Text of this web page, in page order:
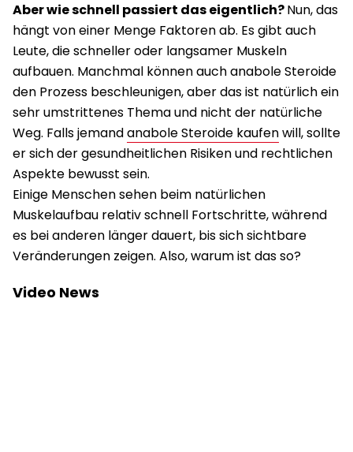
Aber wie schnell passiert das eigentlich?Nun, das
hängt von einer Menge Faktoren ab. Es gibt auch
Leute, die schneller oder langsamer Muskeln
aufbauen. Manchmal können auch anabole Steroide
den Prozess beschleunigen, aber das ist natürlich ein
sehr umstrittenes Thema und nicht der natürliche
Weg. Falls jemandanabole Steroide kaufenwill, sollte
er sich der gesundheitlichen Risiken und rechtlichen
Aspekte bewusst sein.
Einige Menschen sehen beim natürlichen
Muskelaufbau relativ schnell Fortschritte, während
es bei anderen länger dauert, bis sich sichtbare
Veränderungen zeigen. Also, warum ist das so?
Video News